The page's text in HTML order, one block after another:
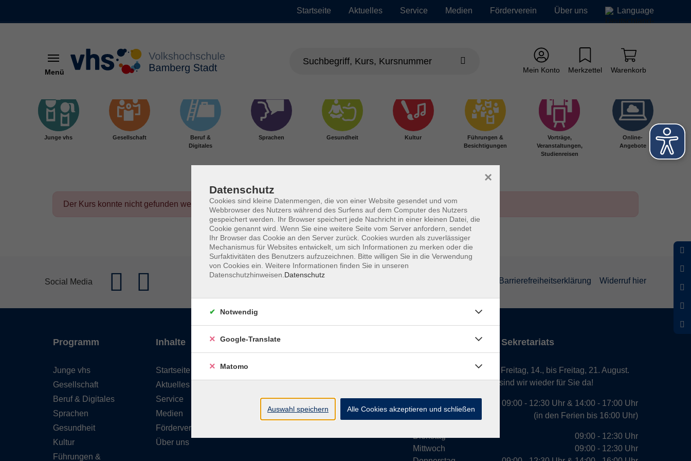
Startseite Aktuelles Service Medien Förderverein Über uns Language
Menü Mein Konto Merkzettel Warenkorb
Junge vhs Gesellschaft
Beruf &
Digitales
Sprachen Gesundheit Kultur
Führungen &
Besichtigungen
Vorträge,
Veranstaltungen,
Studienreisen
Online-
Angebote
Der Kurs konnte nicht gefunden werden.
Social Media Barrierefreiheitserklärung Widerruf hier
Programm
Junge vhs
Gesellschaft
Beruf & Digitales
Sprachen
Gesundheit
Kultur
Führungen &
Inhalte
Startseite
Aktuelles
Service
Medien
Förderverein
Über uns
vhs Bamberg Stadt
96052 Bamberg
Öffnungszeiten des Sekretariats
Wir machen Urlaub von Freitag, 14., bis Freitag, 21. August.
Ab Montag, 24. August, sind wir wieder für Sie da!
Dienstag
Mittwoch
09:00 - 12:30 Uhr & 14:00 - 17:00 Uhr
(in den Ferien bis 16:00 Uhr)
09:00 - 12:30 Uhr
09:00 - 12:30 Uhr
Datenschutz
Cookies sind kleine Datenmengen, die von einer Website gesendet und vom
Webbrowser des Nutzers während des Surfens auf dem Computer des Nutzers
gespeichert werden. Ihr Browser speichert jede Nachricht in einer kleinen Datei, die
Cookie genannt wird. Wenn Sie eine weitere Seite vom Server anfordern, sendet
Ihr Browser das Cookie an den Server zurück. Cookies wurden als zuverlässiger
Mechanismus für Websites entwickelt, um sich Informationen zu merken oder die
Surfaktivitäten des Benutzers aufzuzeichnen. Bitte willigen Sie in die Verwendung
von Cookies ein. Weitere Informationen finden Sie in unseren
Datenschutzhinweisen. Datenschutz
×
Notwendig
Google-Translate
Matomo
Auswahl speichern Alle Cookies akzeptieren und schließen